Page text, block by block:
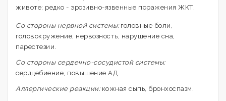
животе; редко - эрозивно-язвенные поражения ЖКТ.
Со стороны нервной системы:головные боли,
головокружение, нервозность, нарушение сна,
парестезии.
Со стороны сердечно-сосудистой системы:
сердцебиение, повышение АД.
Аллергические реакции:кожная сыпь, бронхоспазм.